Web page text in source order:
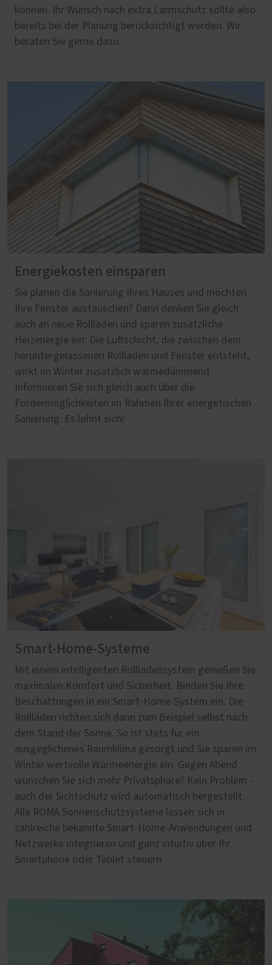
können. Ihr Wunsch nach extra Lärmschutz sollte also
bereits bei der Planung berücksichtigt werden. Wir
beraten Sie gerne dazu.
Energiekosten einsparen
Sie planen die Sanierung Ihres Hauses und möchten
Ihre Fenster austauschen? Dann denken Sie gleich
auch an neue Rollladen und sparen zusätzliche
Heizenergie ein: Die Luftschicht, die zwischen dem
heruntergelassenen Rollladen und Fenster entsteht,
wirkt im Winter zusätzlich wärmedämmend.
Informieren Sie sich gleich auch über die
Fördermöglichkeiten im Rahmen Ihrer energetischen
Sanierung. Es lohnt sich!
Smart-Home-Systeme
Mit einem intelligenten Rollladensystem genießen Sie
maximalen Komfort und Sicherheit. Binden Sie Ihre
Beschattungen in ein Smart-Home-System ein. Die
Rollläden richten sich dann zum Beispiel selbst nach
dem Stand der Sonne. So ist stets für ein
ausgeglichenes Raumklima gesorgt und Sie sparen im
Winter wertvolle Wärmeenergie ein. Gegen Abend
wünschen Sie sich mehr Privatsphäre? Kein Problem -
auch der Sichtschutz wird automatisch hergestellt.
Alle ROMA Sonnenschutzsysteme lassen sich in
zahlreiche bekannte Smart-Home-Anwendungen und
Netzwerke integrieren und ganz intuitiv über Ihr
Smartphone oder Tablet steuern.